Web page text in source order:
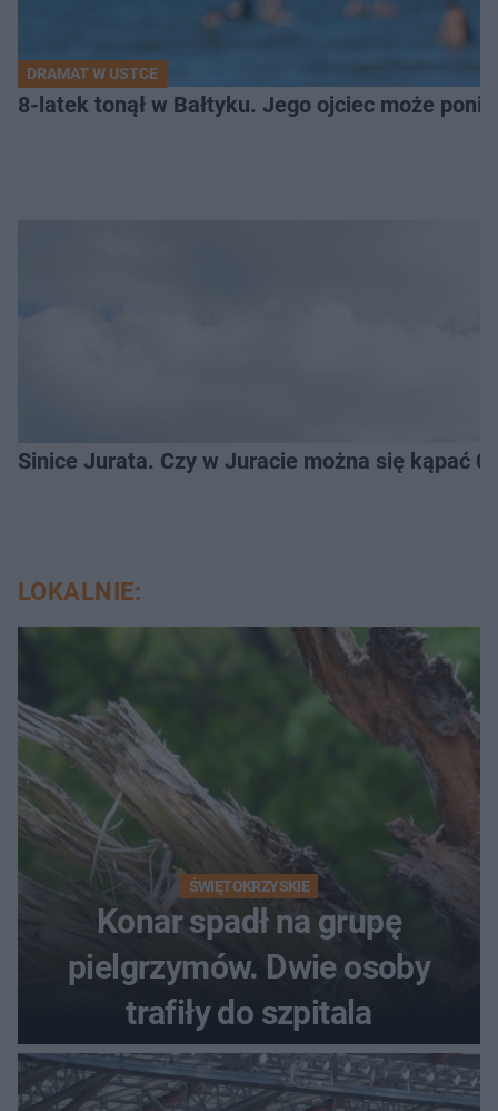
DRAMAT W USTCE
8-latek tonął w Bałtyku. Jego ojciec może
Sinice Jurata. Czy w Juracie można się kąpać
LOKALNIE:
ŚWIĘTOKRZYSKIE
Konar spadł na grupę
pielgrzymów. Dwie osoby
trafiły do szpitala